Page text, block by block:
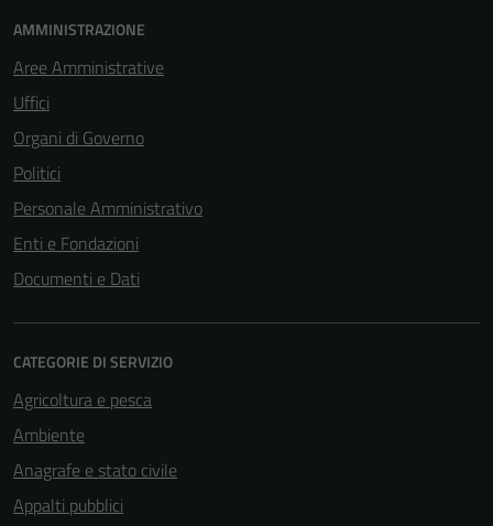
AMMINISTRAZIONE
Aree Amministrative
Uffici
Organi di Governo
Politici
Personale Amministrativo
Enti e Fondazioni
Documenti e Dati
CATEGORIE DI SERVIZIO
Agricoltura e pesca
Ambiente
Anagrafe e stato civile
Appalti pubblici